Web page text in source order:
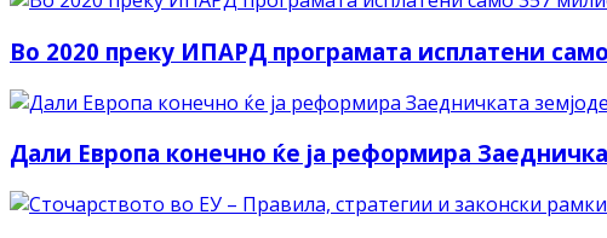
Во 2020 преку ИПАРД програмата исплатени
Дали Европа конечно ќе ја реформира